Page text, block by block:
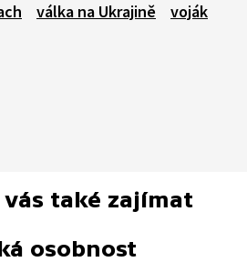
válka na Ukrajině
voják
vás také zajímat
osobnost